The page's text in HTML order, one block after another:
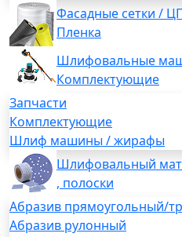
Фасадные сетки /
Пленка
Шлифовальные
Комплектующие
Запчасти
Комплектующие
Шлиф машины / жирафы
Шлифовальный
, полоски
Абразив прямоугольный/
Абразив рулонный